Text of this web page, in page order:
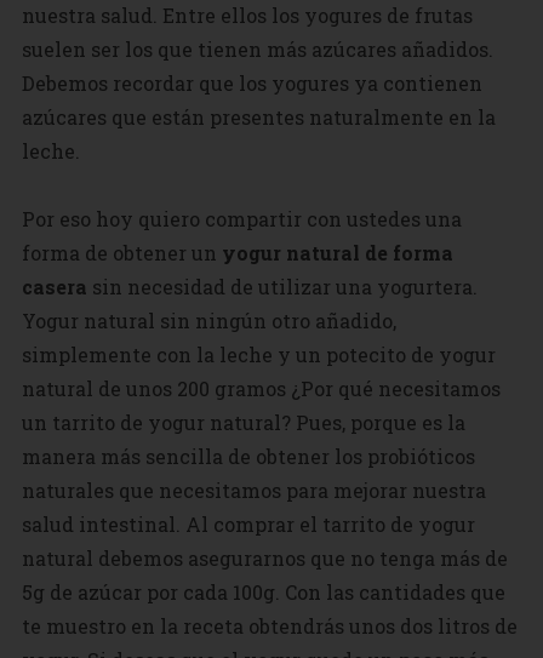
nuestra salud. Entre ellos los yogures de frutas
suelen ser los que tienen más azúcares añadidos.
Debemos recordar que los yogures ya contienen
azúcares que están presentes naturalmente en la
leche.
Por eso hoy quiero compartir con ustedes una
forma de obtener un yogur natural de forma
casera sin necesidad de utilizar una yogurtera.
Yogur natural sin ningún otro añadido,
simplemente con la leche y un potecito de yogur
natural de unos 200 gramos ¿Por qué necesitamos
un tarrito de yogur natural? Pues, porque es la
manera más sencilla de obtener los probióticos
naturales que necesitamos para mejorar nuestra
salud intestinal. Al comprar el tarrito de yogur
natural debemos asegurarnos que no tenga más de
5g de azúcar por cada 100g. Con las cantidades que
te muestro en la receta obtendrás unos dos litros de